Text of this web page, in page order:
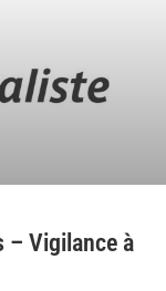
– Vigilance à